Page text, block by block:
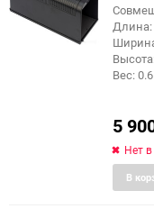
еще 3 фото
Длина:
Вес:
5
Нет
В